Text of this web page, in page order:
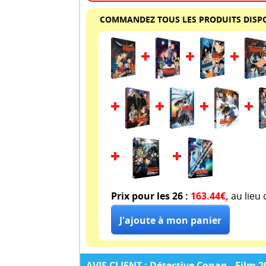
COMMANDEZ TOUS LES PRODUITS
Prix pour les 26 : 163.44€, au lieu